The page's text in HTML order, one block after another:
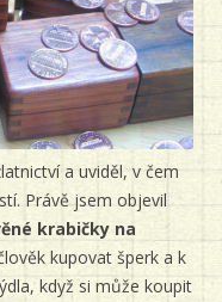
a uviděl, v čem
Právě jsem objevil
krabičky na
kupovat šperk a k
když si může koupit